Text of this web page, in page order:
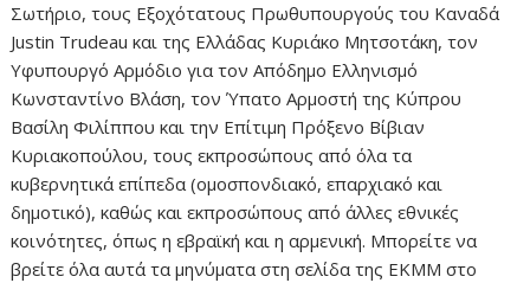
Σωτήριο, τους Εξοχότατους Πρωθυπουργούς του Καναδά
Justin Trudeau και της Ελλάδας Κυριάκο Μητσοτάκη, τον
Υφυπουργό Αρμόδιο για τον Απόδημο Ελληνισμό
Κωνσταντίνο Βλάση, τον Ύπατο Αρμοστή της Κύπρου
Βασίλη Φιλίππου και την Επίτιμη Πρόξενο Βίβιαν
Κυριακοπούλου, τους εκπροσώπους από όλα τα
κυβερνητικά επίπεδα (ομοσπονδιακό, επαρχιακό και
δημοτικό), καθώς και εκπροσώπους από άλλες εθνικές
κοινότητες, όπως η εβραϊκή και η αρμενική. Μπορείτε να
βρείτε όλα αυτά τα μηνύματα στη σελίδα της ΕΚΜΜ στο